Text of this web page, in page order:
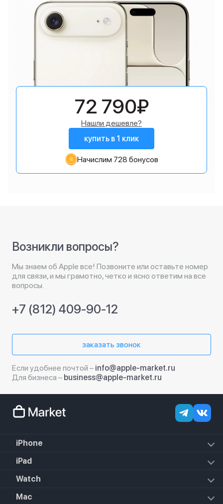
72 790₽
Нашли дешевле?
купить в 1 клик
Начислим 728 бонусов
Возникли вопросы?
Мы знаем об Apple все! Позвоните или оставьте номер
для связи, и мы грамотно, четко и ясно ответим на все
вопросы.
+7 (812) 409-90-12
заказать звонок
Если удобнее почтой – info@apple-market.ru
Для бизнеса – business@apple-market.ru
iPhone
iPhone 17e
iPhone 17 Pro
iPhone 17
iPad
iPad Air (2022)
iPad 10.2 (2021)
Watch
Apple Watch SE 3 2025
Mac